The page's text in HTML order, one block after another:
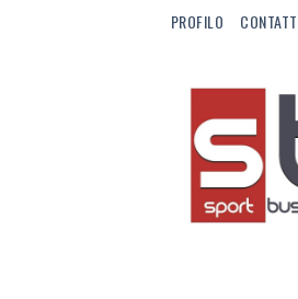
PROFILO